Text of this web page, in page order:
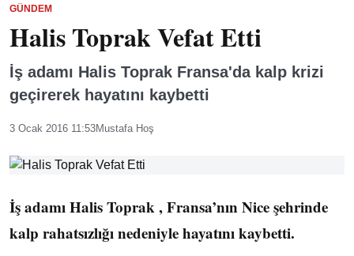
GÜNDEM
Halis Toprak Vefat Etti
İş adamı Halis Toprak Fransa'da kalp krizi
geçirerek hayatını kaybetti
3 Ocak 2016 11:53Mustafa Hoş
İş adamı Halis Toprak , Fransa’nın Nice şehrinde
kalp rahatsızlığı nedeniyle hayatını kaybetti.